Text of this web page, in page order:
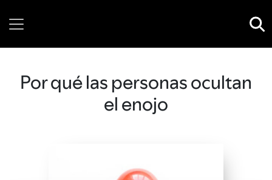
Por qué las personas ocultan
el enojo